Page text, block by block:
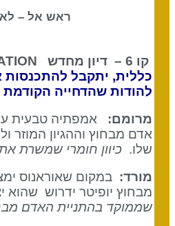
ראש אל –
קו 6 – דיון מחדש RECONSIDERATION
כללית, יתקבל להתכנסות
להודות שהדחייה הקודמת
מרומם:אמפתיה טבעית עם
אדם מבחוץ וההגיון המוזר
שלו.כיוון חומרי שמשרת
מורד:במקום שאוראנוס
מבחוץ יופיטר ידרוש שהוא
שממוקד בהתניית האדם